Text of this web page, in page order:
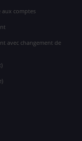
comptes
avec changement de